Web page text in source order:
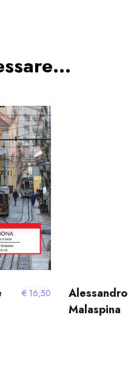
€ 16,50
Alessandro
Malaspina